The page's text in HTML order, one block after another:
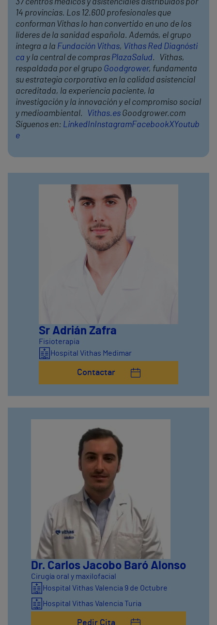
37 centros médicos y asistenciales distribuidos por
14 provincias. Los 12.600 profesionales que
conforman Vithas lo han convertido en uno de los
líderes de la sanidad española. Además, el grupo
integra a la Fundación Vithas, Vithas Red Diagnósti
ca y la central de compras PlazaSalud. Vithas,
respaldada por el grupo Goodgrower, fundamenta
su estrategia corporativa en la calidad asistencial
acreditada, la experiencia paciente, la
investigación y la innovación y el compromiso social
y medioambiental.
Vithas.es Goodgrower.com
Síguenos en: LinkedInInstagramFacebookXYoutub
e
Sr Adrián Zafra
Fisioterapia
Hospital Vithas Medimar
Contactar
Dr. Carlos Jacobo Baró Alonso
Cirugía oral y maxilofacial
Hospital Vithas Valencia 9 de Octubre
Hospital Vithas Valencia Turia
Pedir Cita